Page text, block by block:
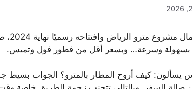
بعد
بسهولة وسرعة… وبسعر أقل من فطور فول وتميس.
يسألون: كيف أروح المطار بالمترو؟ الجواب